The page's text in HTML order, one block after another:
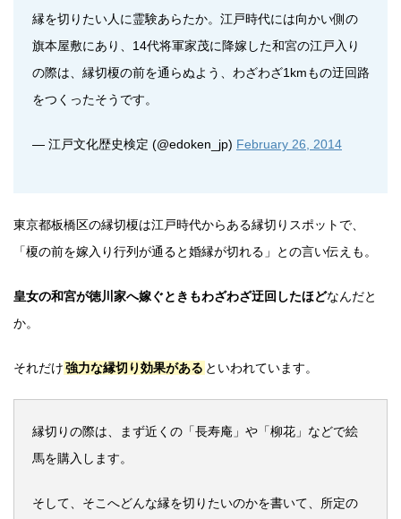
縁を切りたい人に霊験あらたか。江戸時代には向かい側の
旗本屋敷にあり、14代将軍家茂に降嫁した和宮の江戸入り
の際は、縁切榎の前を通らぬよう、わざわざ1kmもの迂回路
をつくったそうです。
— 江戸文化歴史検定 (@edoken_jp) February 26, 2014
東京都板橋区の縁切榎は江戸時代からある縁切りスポットで、
「榎の前を嫁入り行列が通ると婚縁が切れる」との言い伝えも。
皇女の和宮が徳川家へ嫁ぐときもわざわざ迂回したほどなんだと
か。
それだけ強力な縁切り効果がある といわれています。
縁切りの際は、まず近くの「長寿庵」や「柳花」などで絵
馬を購入します。
そして、そこへどんな縁を切りたいのかを書いて、所定の